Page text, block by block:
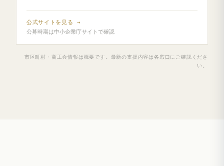
公式サイトを見る →
公募時期は中小企業庁サイトで確認
市区町村・商工会情報は概要です。最新の支援内容は各窓口にご確認くださ
い。